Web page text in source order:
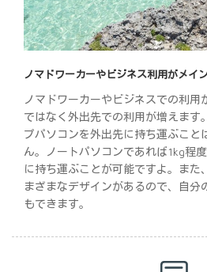
ノマドワーカーやビジネス利用がメイ
ノマドワーカーやビジネスでの利用
ではなく外出先での利用が増えます
プパソコンを外出先に持ち運ぶこと
ん。ノートパソコンであれば1kg程
に持ち運ぶことが可能ですよ。また
まざまなデザインがあるので、自分
もできます。